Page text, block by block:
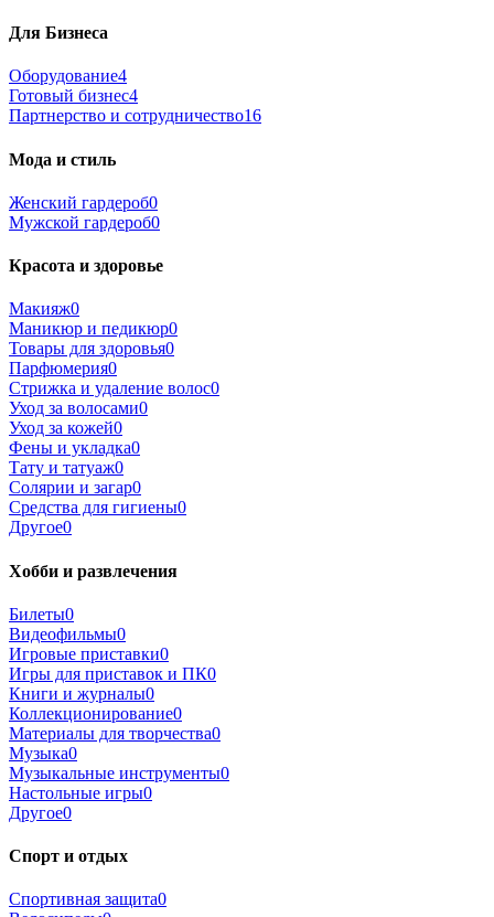
Для Бизнеса
Оборудование4
Готовый бизнес4
Партнерство и сотрудничество16
Мода и стиль
Женский гардероб0
Мужской гардероб0
Красота и здоровье
Макияж0
Маникюр и педикюр0
Товары для здоровья0
Парфюмерия0
Стрижка и удаление волос0
Уход за волосами0
Уход за кожей0
Фены и укладка0
Тату и татуаж0
Солярии и загар0
Средства для гигиены0
Другое0
Хобби и развлечения
Билеты0
Видеофильмы0
Игровые приставки0
Игры для приставок и ПК0
Книги и журналы0
Коллекционирование0
Материалы для творчества0
Музыка0
Музыкальные инструменты0
Настольные игры0
Другое0
Спорт и отдых
Спортивная защита0